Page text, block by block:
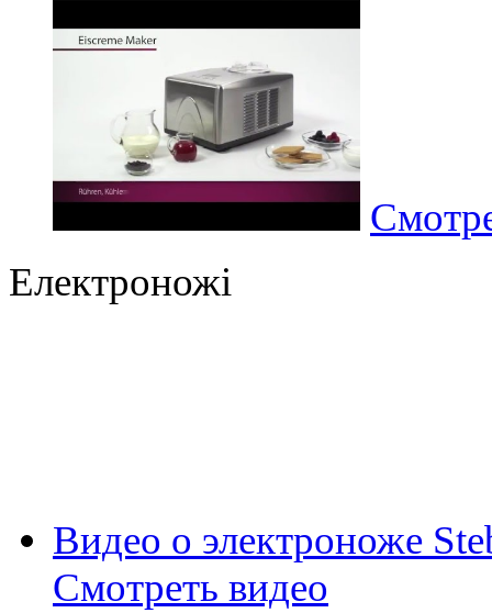
Електроножі
Видео о электроноже
Смотреть видео